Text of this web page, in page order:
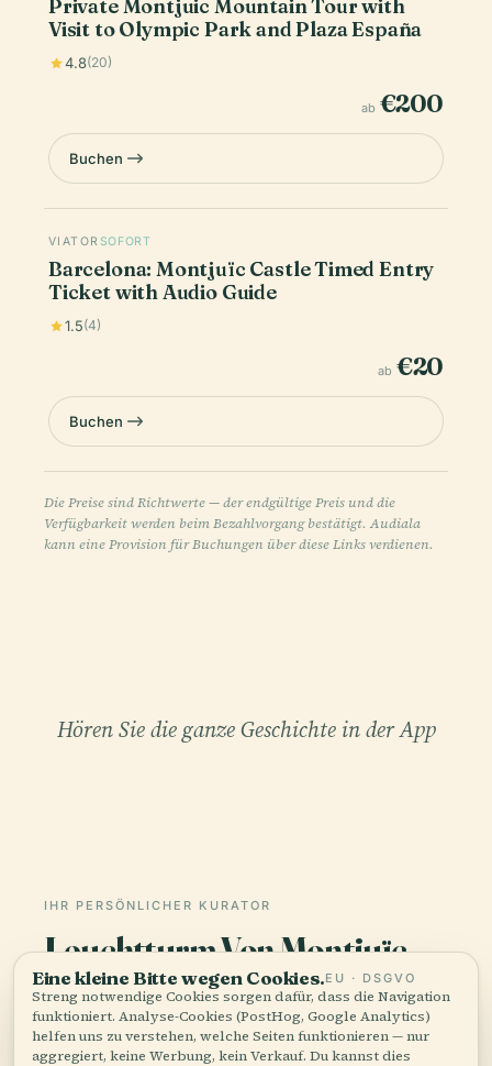
Private Montjuic Mountain Tour with
Visit to Olympic Park and Plaza España
4.8(20)
ab €200
Buchen
VIATOR SOFORT
Barcelona: Montjuïc Castle Timed Entry
Ticket with Audio Guide
1.5(4)
ab €20
Buchen
Die Preise sind Richtwerte — der endgültige Preis und die
Verfügbarkeit werden beim Bezahlvorgang bestätigt. Audiala
kann eine Provision für Buchungen über diese Links verdienen.
Hören Sie die ganze Geschichte in der App
IHR PERSÖNLICHER KURATOR
Leuchtturm Von Montjuïc,
ganz und gar,
gut erzählt.
funktioniert. Analyse-Cookies (PostHog, Google Analytics)
helfen uns zu verstehen, welche Seiten funktionieren — nur
aggregiert, keine Werbung, kein Verkauf. Du kannst dies
jederzeit im Footer ändern.
Anpassen Alle ablehnen Alle akzeptieren